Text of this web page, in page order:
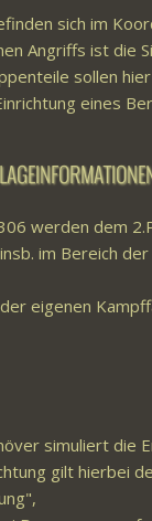
sich im
Angriffs ist die
sollen
eines
werden dem
im Bereich
eigenen
simuliert die
gilt hierbei